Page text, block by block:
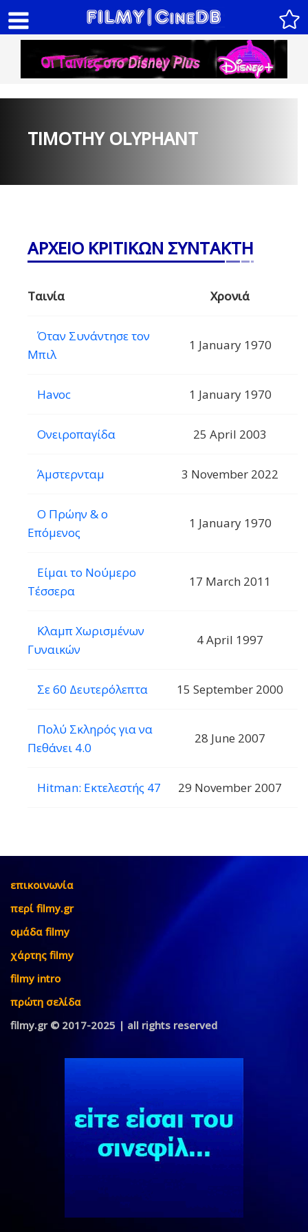
TIMOTHY OLYPHANT
ΑΡΧΕΙΟ ΚΡΙΤΙΚΩΝ ΣΥΝΤΑΚΤΗ
Ταινία Χρονιά
Όταν Συνάντησε τον
Μπιλ
1 January 1970
Havoc 1 January 1970
Ονειροπαγίδα 25 April 2003
Άμστερνταμ 3 November 2022
Ο Πρώην & ο
Επόμενος
1 January 1970
Είμαι το Νούμερο
Τέσσερα
17 March 2011
Κλαμπ Χωρισμένων
Γυναικών
4 April 1997
Σε 60 Δευτερόλεπτα 15 September 2000
Πολύ Σκληρός για να
Πεθάνει 4.0
28 June 2007
Hitman: Εκτελεστής 47 29 November 2007
επικοινωνία
περί filmy.gr
ομάδα filmy
χάρτης filmy
filmy intro
πρώτη σελίδα
filmy.gr © 2017-2025 | all rights reserved